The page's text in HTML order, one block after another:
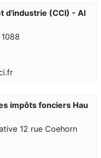
d'industrie (CCI) - Al
impôts fonciers Hau
12 rue Coehorn